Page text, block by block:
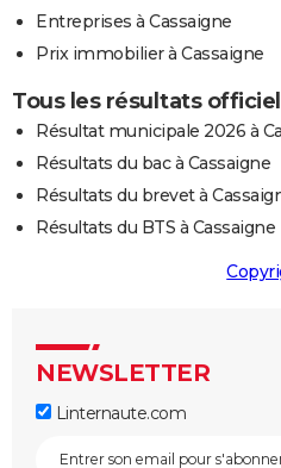
Entreprises à Cassaigne
Prix immobilier à Cassaigne
Tous les résultats
Résultat municipale 2026 à
Résultats du bac à Cassaigne
Résultats du brevet à
Résultats du BTS à Cassaigne
NEWSLETTER
Linternaute.com